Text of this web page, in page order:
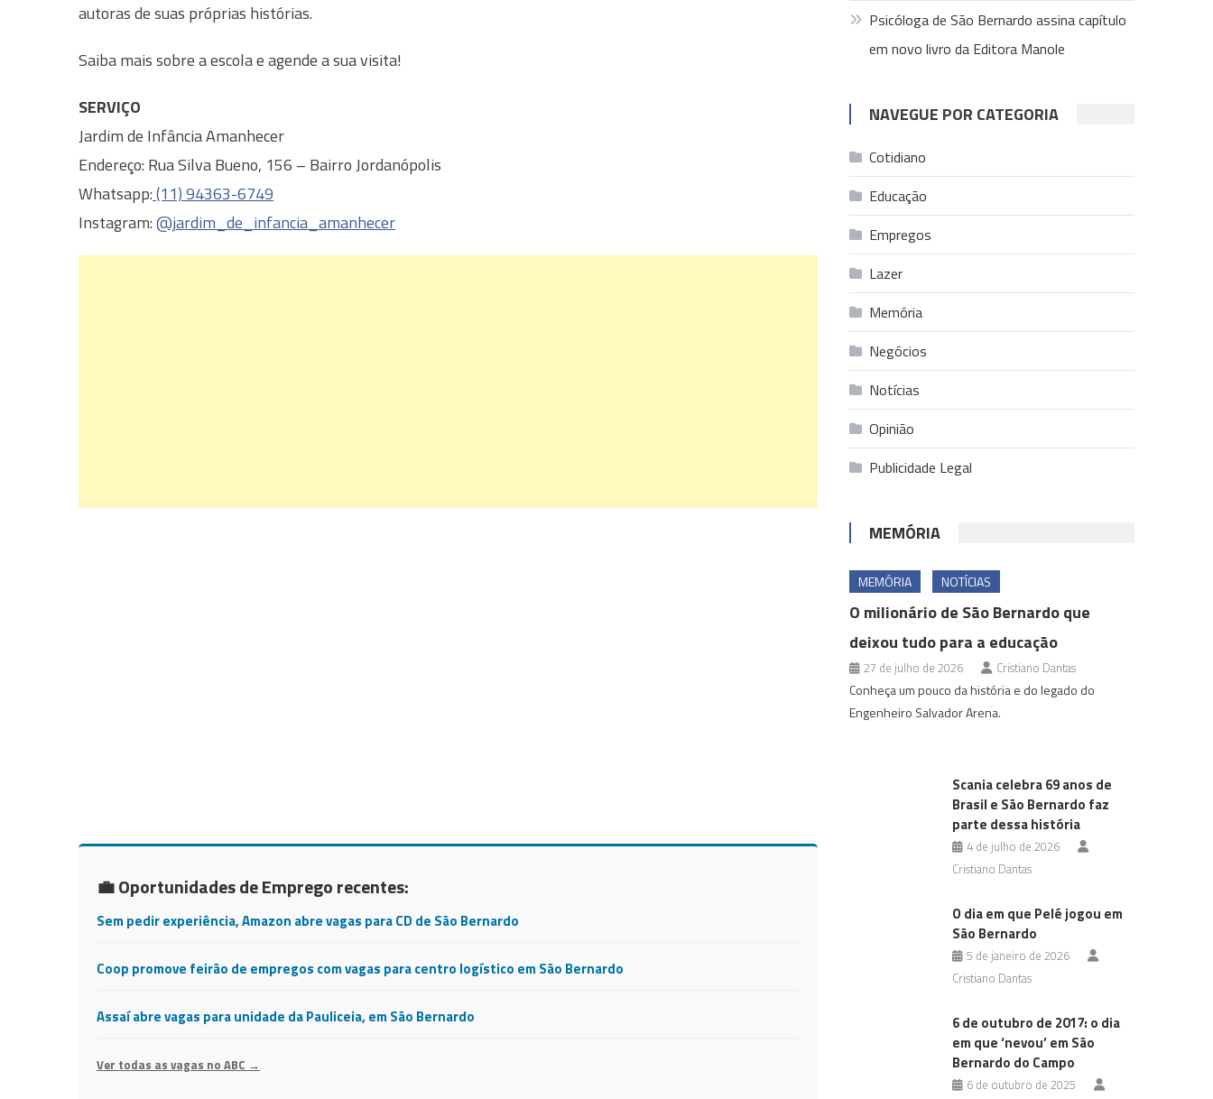
autoras de suas próprias histórias.
Saiba mais sobre a escola e agende a sua visita!
SERVIÇO
Jardim de Infância Amanhecer
Endereço: Rua Silva Bueno, 156 – Bairro Jordanópolis
Whatsapp:(11) 94363-6749
Instagram:@jardim_de_infancia_amanhecer
💼 Oportunidades de Emprego recentes:
Sem pedir experiência, Amazon abre vagas para CD de São Bernardo
Coop promove feirão de empregos com vagas para centro logístico em São Bernardo
Assaí abre vagas para unidade da Pauliceia, em São Bernardo
Ver todas as vagas no ABC →
Psicóloga de São Bernardo assina capítulo
em novo livro da Editora Manole
NAVEGUE POR CATEGORIA
Cotidiano
Educação
Empregos
Lazer
Memória
Negócios
Notícias
Opinião
Publicidade Legal
MEMÓRIA
MEMÓRIA NOTÍCIAS
O milionário de São Bernardo que
deixou tudo para a educação
27 de julho de 2026 Cristiano Dantas
Conheça um pouco da história e do legado do
Engenheiro Salvador Arena.
Scania celebra 69 anos de
Brasil e São Bernardo faz
parte dessa história
4 de julho de 2026
Cristiano Dantas
O dia em que Pelé jogou em
São Bernardo
5 de janeiro de 2026
Cristiano Dantas
6 de outubro de 2017: o dia
em que ‘nevou’ em São
Bernardo do Campo
6 de outubro de 2025